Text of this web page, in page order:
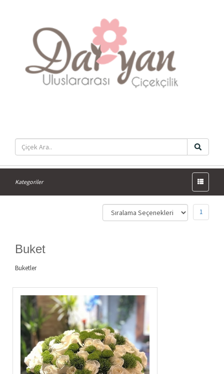
Menü
Kategoriler
1
Buket
Buketler